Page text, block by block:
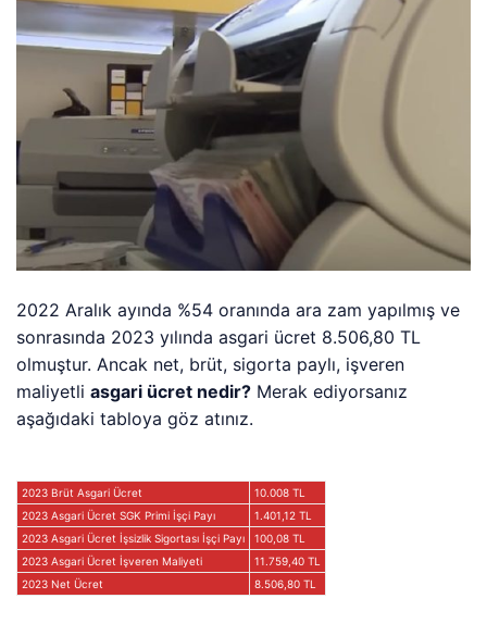
2022 Aralık ayında %54 oranında ara zam yapılmış ve
sonrasında 2023 yılında asgari ücret 8.506,80 TL
olmuştur. Ancak net, brüt, sigorta paylı, işveren
maliyetliasgari ücret nedir? Merak ediyorsanız
aşağıdaki tabloya göz atınız.
2023 Brüt Asgari Ücret
10.008 TL
2023 Asgari Ücret SGK Primi İşçi Payı
1.401,12 TL
2023 Asgari Ücret İşsizlik Sigortası İşçi Payı
100,08 TL
2023 Asgari Ücret İşveren Maliyeti
11.759,40 TL
2023 Net Ücret
8.506,80 TL